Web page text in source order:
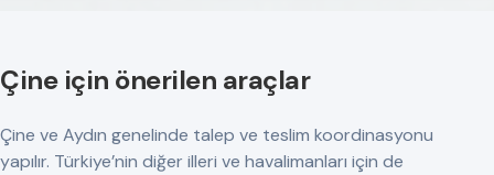
Çine için önerilen araçlar
Çine ve Aydın genelinde talep ve teslim koordinasyonu
yapılır. Türkiye’nin diğer illeri ve havalimanları için de